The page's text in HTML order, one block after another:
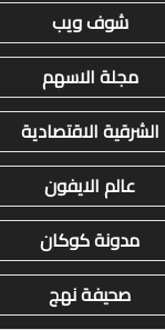
شوف ويب
مجلة الاسهم
الشرقية الاقتصادية
عالم الايفون
مدونة كوكان
صحيفة نهج